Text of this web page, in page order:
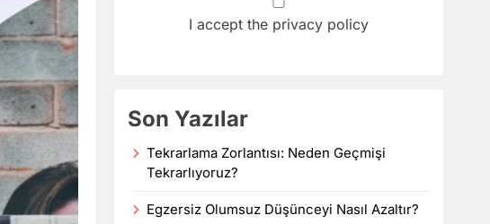
I accept the privacy policy
Son Yazılar
Tekrarlama Zorlantısı: Neden Geçmişi
Tekrarlıyoruz?
Egzersiz Olumsuz Düşünceyi Nasıl Azaltır?